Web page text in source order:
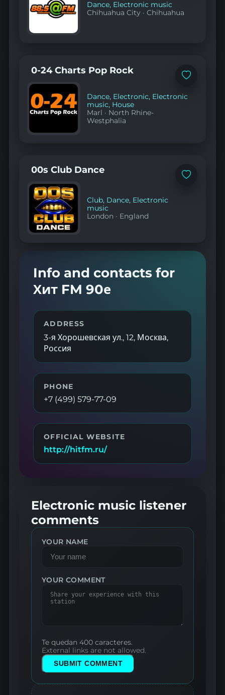
Dance, Electronic music
Chihuahua City ·Chihuahua
Add
favorites
0-24 Charts Pop Rock
Dance, Electronic, Electronic
music, House
Marl · North Rhine-
Westphalia
Add
00s Club Dance
Club, Dance, Electronic
music
London · England
Info and contacts for
Хит FM 90е
ADDRESS
3-я Хорошевская ул., 12, Москва,
Россия
PHONE
+7 (499) 579-77-09
OFFICIAL WEBSITE
http://hitfm.ru/
Electronic music listener
comments
YOUR NAME
YOUR COMMENT
Te quedan 400 caracteres.
External links are not allowed.
SUBMIT COMMENT